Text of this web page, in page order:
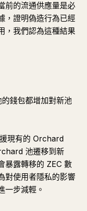
前的流通供應量是必
，證明偽造行為已經
，我們認為這種結果
錢包都增加對新池
現有的 Orchard
池遷移到新
暴露轉移的 ZEC 數
對使用者隱私的影響
一步減輕。